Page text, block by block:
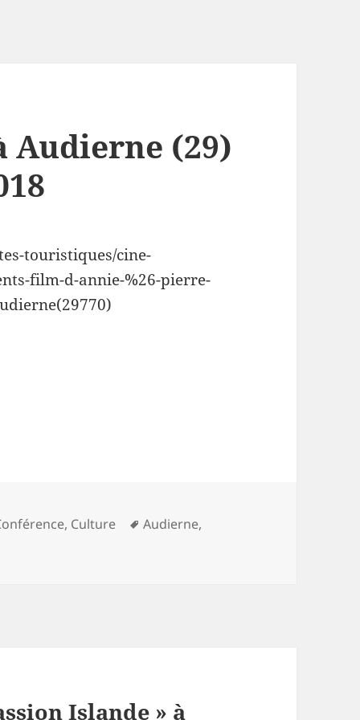
Audierne (29)
touristiques/cine-
film-d-annie-%26-pierre-
, Culture
Mots-
Audierne,
Islande » à